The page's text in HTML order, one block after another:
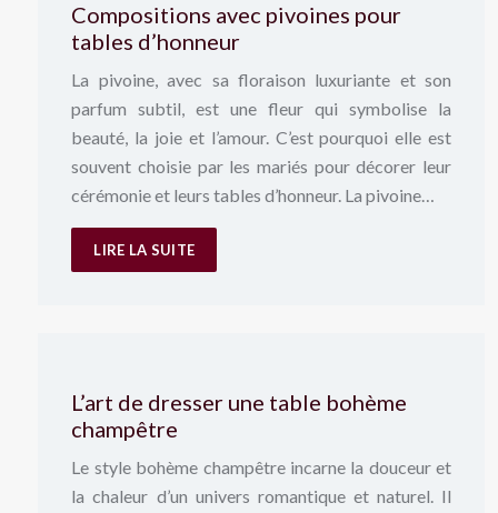
Compositions avec pivoines pour
tables d’honneur
La pivoine, avec sa floraison luxuriante et son
parfum subtil, est une fleur qui symbolise la
beauté, la joie et l’amour. C’est pourquoi elle est
souvent choisie par les mariés pour décorer leur
cérémonie et leurs tables d’honneur. La pivoine…
LIRE LA SUITE
L’art de dresser une table bohème
champêtre
Le style bohème champêtre incarne la douceur et
la chaleur d’un univers romantique et naturel. Il